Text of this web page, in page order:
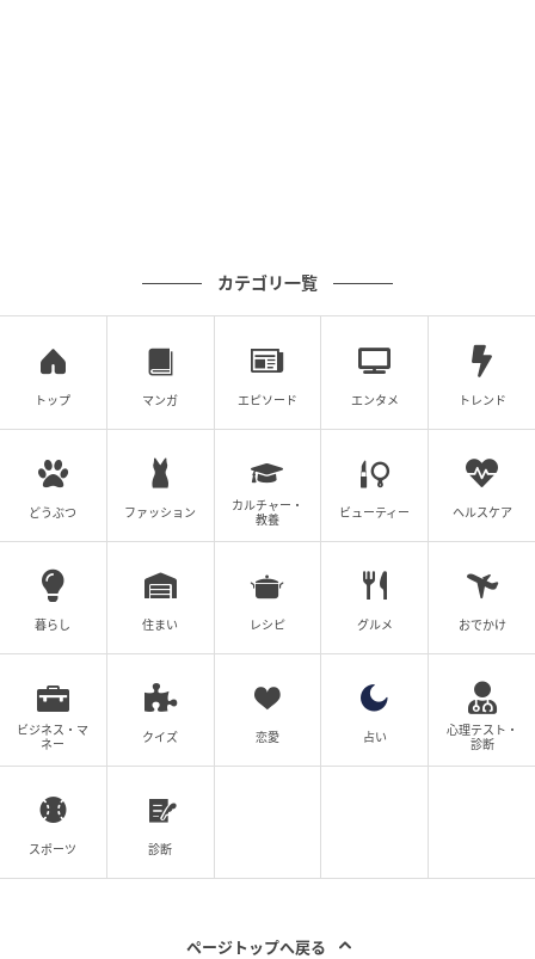
開を行っています。
※本記事は、自社で募集したアンケートの回答者300名
の意見を集計した結果に基づき制作しています。社会
全体の意見を代表、あるいは断定するものではないこ
次の記事
#1 夫の「元不倫相手」から、１通の手紙が
届きました。
の記事をもっとみる
カテゴリ一覧
トップ マンガ エピソード エンタメ トレンド
どうぶつ ファッション
カルチャー・
教養
ビューティー ヘルスケア
暮らし 住まい レシピ グルメ おでかけ
ビジネス・マ
ネー
クイズ 恋愛 占い
心理テスト・
診断
スポーツ 診断
ページトップへ戻る